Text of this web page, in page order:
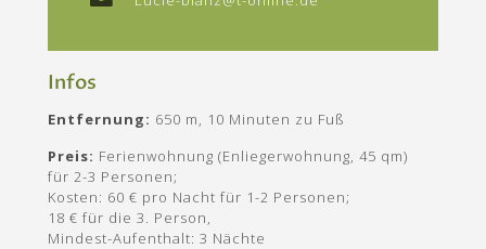
Infos
Entfernung: 650 m, 10 Minuten zu Fuß
Preis: Ferienwohnung (Enliegerwohnung, 45 qm)
für 2-3 Personen;
Kosten: 60 € pro Nacht für 1-2 Personen;
18 € für die 3. Person,
Mindest-Aufenthalt: 3 Nächte